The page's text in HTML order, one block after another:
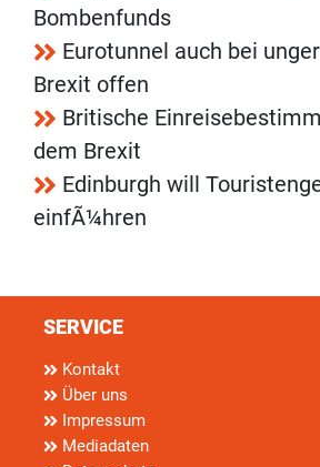
Bombenfunds
Eurotunnel auch bei
Brexit offen
Britische
dem Brexit
Edinburgh will
einfÃ¼hren
SERVICE
Kontakt
Über uns
Impressum
Mediadaten